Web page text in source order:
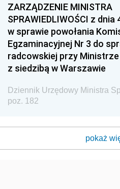
ZARZĄDZENIE MINISTRA
SPRAWIEDLIWOŚCI z
w sprawie powołania
Egzaminacyjnej Nr 3 do
radcowskiej przy
z siedzibą w Warszawie
Dziennik Urzędowy Ministra
poz. 182
pokaż